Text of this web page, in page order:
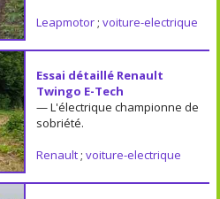
Leapmotor; voiture-electrique
Essai détaillé Renault
Twingo E-Tech
— L'électrique championne de
sobriété.
Renault; voiture-electrique